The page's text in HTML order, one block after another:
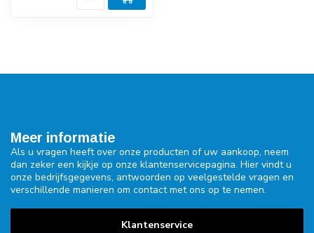
Meer informatie
Als u vragen heeft over onze producten of uw aankoop, neem
dan zeker een kijkje op onze klantenservicepagina. Hier vindt u
onze bedrijfsgegevens, antwoorden op veelgestelde vragen en
verschillende manieren om contact met ons op te nemen.
Klantenservice